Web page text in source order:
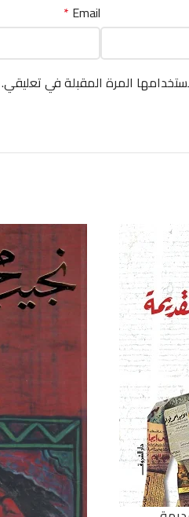
Email
*
المرة المقبلة في تعليقي.